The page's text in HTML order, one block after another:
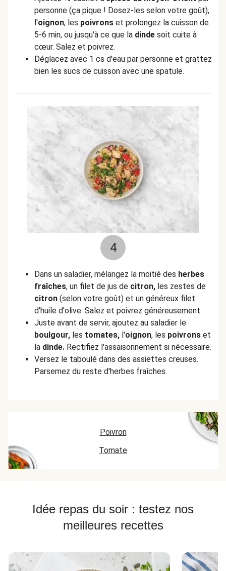
personne (ça pique ! Dosez-les selon votre goût),
l'oignon, les poivrons et prolongez la cuisson de
5-6 min, ou jusqu'à ce que la dinde soit cuite à
cœur. Salez et poivrez.
Déglacez avec 1 cs d'eau par personne et grattez
bien les sucs de cuisson avec une spatule.
4
Dans un saladier, mélangez la moitié des herbes
fraîches, un filet de jus de citron, les zestes de
citron (selon votre goût) et un généreux filet
d'huile d'olive. Salez et poivrez généreusement.
Juste avant de servir, ajoutez au saladier le
boulgour, les tomates, l'oignon, les poivrons et
la dinde. Rectifiez l'assaisonnement si nécessaire.
Versez le taboulé dans des assiettes creuses.
Parsemez du reste d'herbes fraîches.
Poivron
Tomate
Idée repas du soir : testez nos
meilleures recettes